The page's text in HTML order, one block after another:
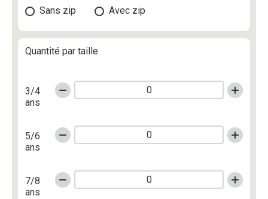
Sans zip
Avec zip
Quantité par taille
3/4
ans
5/6
ans
7/8
ans